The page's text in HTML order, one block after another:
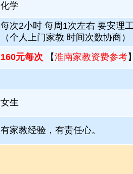
化学
每次2小时 每周1次左右 要安理
（个人上门家教 时间次数协商）
160元每次 【淮南家教资费参考
女生
有家教经验，有责任心。